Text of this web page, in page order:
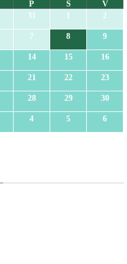
P S
V
31 1 2
7 8 9
14 15 16
21 22 23
28 29 30
4 5 6